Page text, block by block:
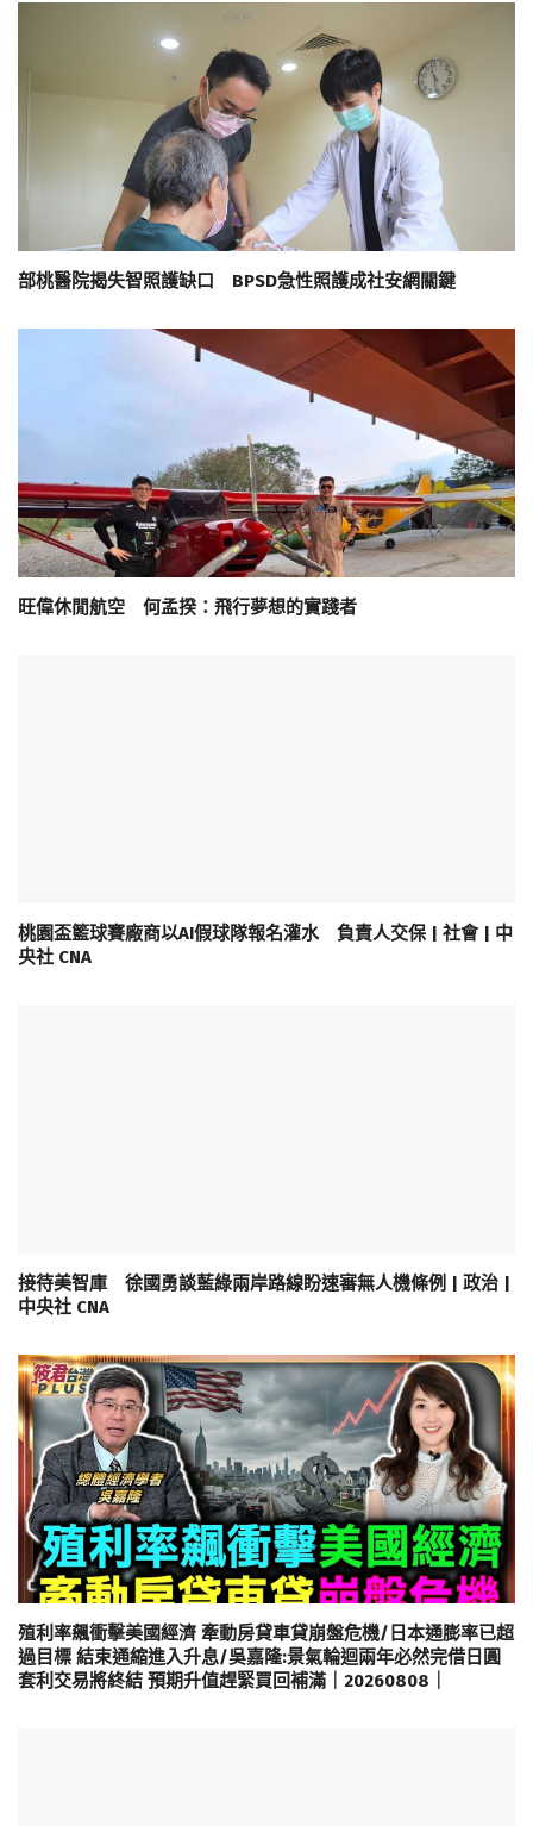
部桃醫院揭失智照護缺口 BPSD急性照護成社安網關鍵
旺偉休閒航空 何孟揆：飛行夢想的實踐者
桃園盃籃球賽廠商以AI假球隊報名灌水 負責人交保 | 社會 | 中
央社 CNA
接待美智庫 徐國勇談藍綠兩岸路線盼速審無人機條例 | 政治 |
中央社 CNA
殖利率飆衝擊美國經濟 牽動房貸車貸崩盤危機/日本通膨率已超
過目標 結束通縮進入升息/吳嘉隆:景氣輪迴兩年必然完借日圓
套利交易將終結 預期升值趕緊買回補滿｜20260808｜